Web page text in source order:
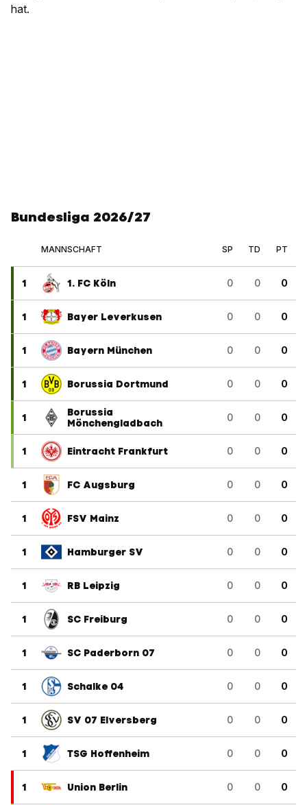
hat.
Bundesliga 2026/27
MANNSCHAFT SP TD PT
1 1. FC Köln 0 0 0
1 Bayer Leverkusen 0 0 0
1 Bayern München 0 0 0
1 Borussia Dortmund 0 0 0
1
Borussia
Mönchengladbach
0 0 0
1 Eintracht Frankfurt 0 0 0
1 FC Augsburg 0 0 0
1 FSV Mainz 0 0 0
1 Hamburger SV 0 0 0
1 RB Leipzig 0 0 0
1 SC Freiburg 0 0 0
1 SC Paderborn 07 0 0 0
1 Schalke 04 0 0 0
1 SV 07 Elversberg 0 0 0
1 TSG Hoffenheim 0 0 0
1 Union Berlin 0 0 0